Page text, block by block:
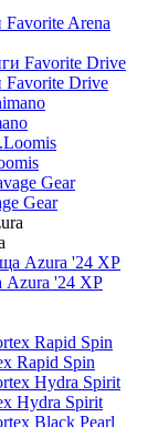
Favorite Arena
Favorite Drive
Gear
Azura '24 XP
Rapid Spin
Hydra Spirit